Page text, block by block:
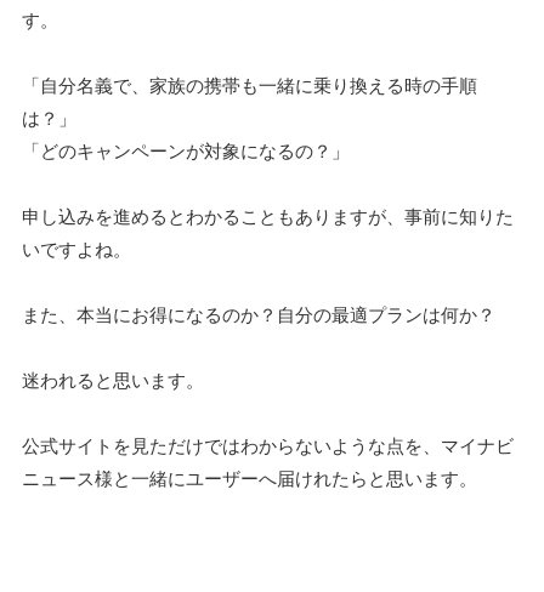
す。
「自分名義で、家族の携帯も一緒に乗り換える時の手順
は？」
「どのキャンペーンが対象になるの？」
申し込みを進めるとわかることもありますが、事前に知りた
いですよね。
また、本当にお得になるのか？自分の最適プランは何か？
迷われると思います。
公式サイトを見ただけではわからないような点を、マイナビ
ニュース様と一緒にユーザーへ届けれたらと思います。